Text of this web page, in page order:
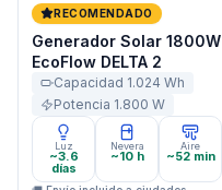
RECOMENDADO
Generador Solar 1800W
EcoFlow DELTA 2
Capacidad 1.024 Wh
Potencia 1.800 W
Luz
~3.6
días
Nevera
~10 h
Aire
~52 min